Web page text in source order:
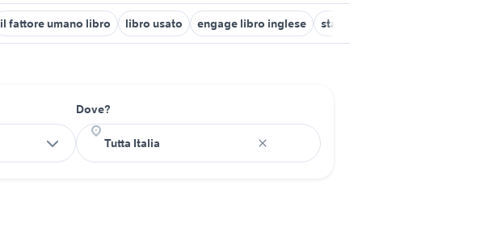
il fattore umano libro libro usato engage libro inglese starcrossed libro
Dove?